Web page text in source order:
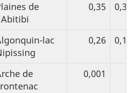
de
0,35 0,36
lac
0,26 0,15
de
0,001